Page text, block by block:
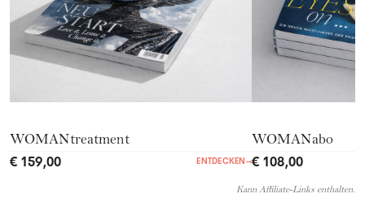
WOMANtreatment
€ 159,00 ENTDECKEN →
WOMANabo
€ 108,00
Kann Affiliate-Links enthalten.